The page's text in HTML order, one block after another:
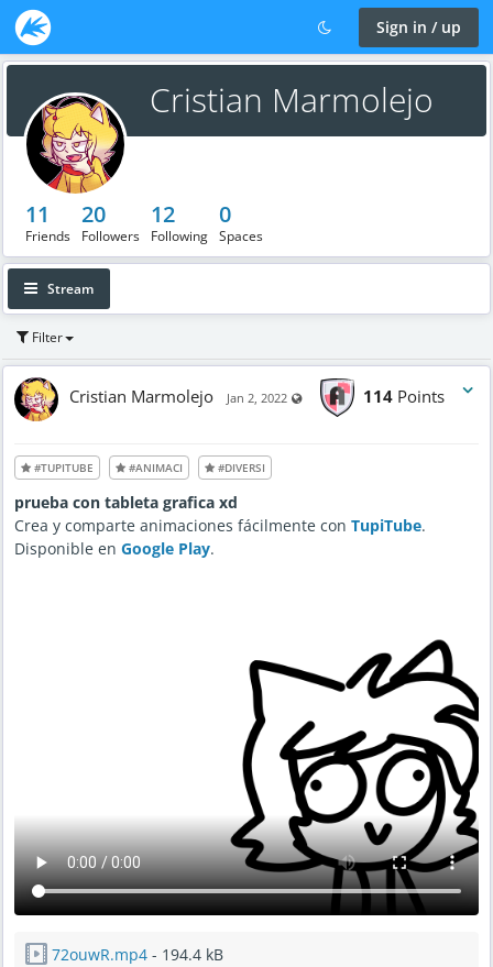
Sign in / up
Cristian Marmolejo
11
Friends
20
Followers
12
Following
0
Spaces
Stream
Filter
Cristian Marmolejo Jan 2, 2022 Visible also to unregistered users
114 Points
#TUPITUBE #ANIMACI #DIVERSI
prueba con tableta grafica xd
Crea y comparte animaciones fácilmente con TupiTube.
Disponible en Google Play.
72ouwR.mp4 - 194.4 kB